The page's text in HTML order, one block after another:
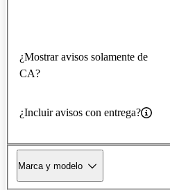
¿Mostrar avisos solamente de
CA?
¿Incluir avisos con entrega?
Marca y modelo